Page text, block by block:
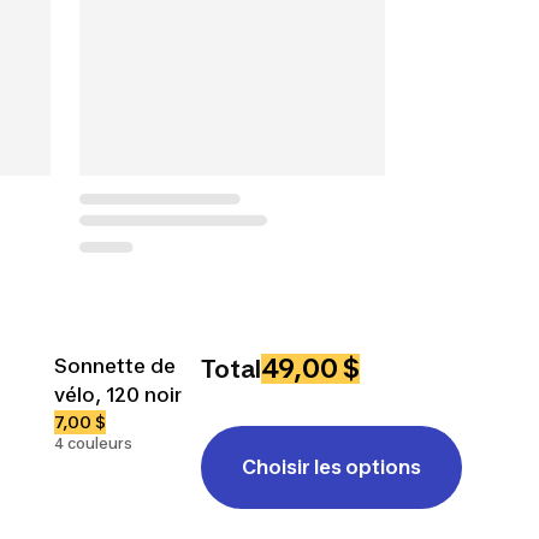
Sonnette de
vélo, 120 noir
7,00 $
4 couleurs
Total49,00 $
Choisir les options